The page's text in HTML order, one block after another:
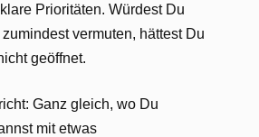
Prioritäten. Würdest Du
vermuten, hättest Du
geöffnet.
Ganz gleich, wo Du
mit etwas